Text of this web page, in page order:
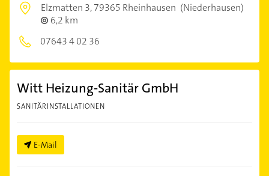
Elzmatten 3,79365 Rheinhausen (Niederhausen)
6,2 km
07643 4 02 36
Witt Heizung-Sanitär GmbH
SANITÄRINSTALLATIONEN
E-Mail